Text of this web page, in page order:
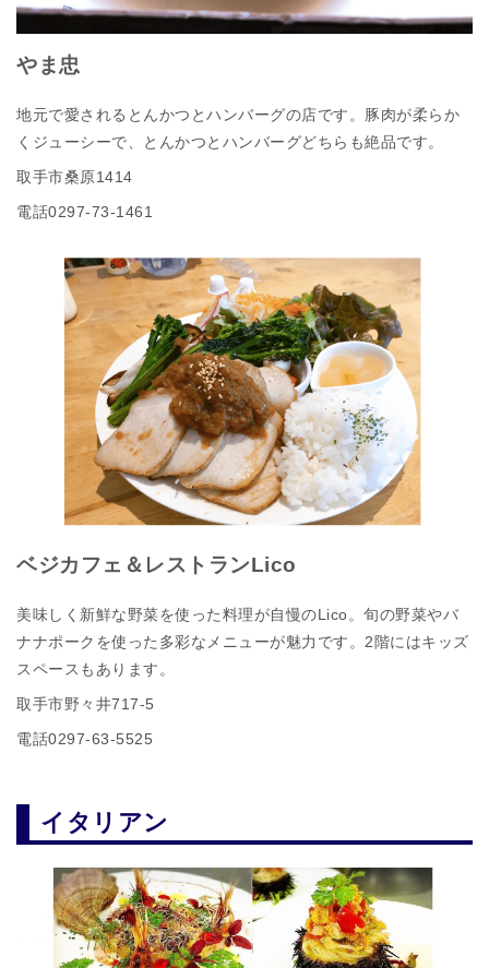
やま忠
地元で愛されるとんかつとハンバーグの店です。豚肉が柔らか
くジューシーで、とんかつとハンバーグどちらも絶品です。
取手市桑原1414
電話0297‐73‐1461
ベジカフェ＆レストランLico
美味しく新鮮な野菜を使った料理が自慢のLico。旬の野菜やバ
ナナポークを使った多彩なメニューが魅力です。2階にはキッズ
スペースもあります。
取手市野々井717-5
電話0297‐63‐5525
イタリアン